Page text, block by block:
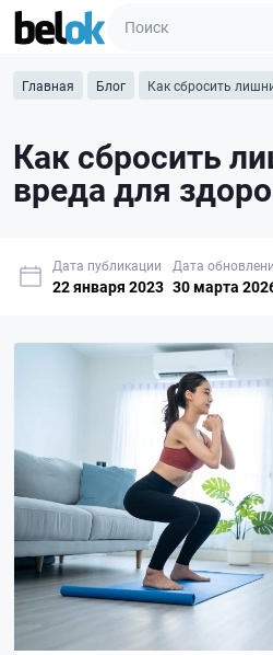
Главная Блог Как сбросить
Как сбросить
вреда для
Дата публикации
22 января 2023
Дата
30 марта